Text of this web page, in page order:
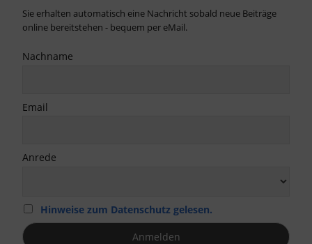
Sie erhalten automatisch eine Nachricht sobald neue Beiträge
online bereitstehen - bequem per eMail.
Nachname
Email
Anrede
Hinweise zum Datenschutz gelesen.